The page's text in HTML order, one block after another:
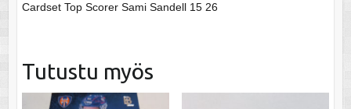
Cardset Top Scorer Sami Sandell 15 26
Tutustu myös